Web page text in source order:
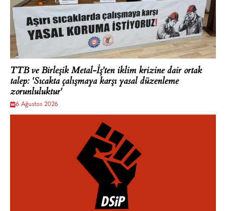
TTB ve Birleşik Metal-İş'ten iklim krizine dair ortak
talep: 'Sıcakta çalışmaya karşı yasal düzenleme
zorunluluktur'
6 Ağustos 2026